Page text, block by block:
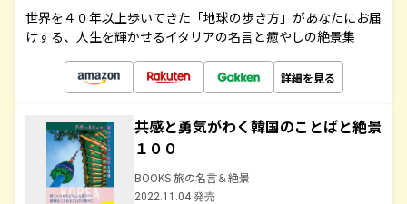
世界を４０年以上歩いてきた「地球の歩き方」があなたにお届
けする、人生を輝かせるイタリアの名言と癒やしの絶景集
詳細を見る
共感と勇気がわく韓国のことばと絶景
１００
BOOKS 旅の名言＆絶景
2022.11.04 発売